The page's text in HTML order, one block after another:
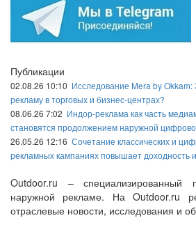
Публикации
02.08.26 10:10 Исследование Mera by
рекламу в торговых и бизнес-центрах?
08.06.26 7:02 Индор-реклама как часть
становятся продолжением наружной
26.05.26 12:16 Сочетание классических и
рекламных кампаниях повышает доходность
Outdoor.ru – специализированный
наружной рекламе. На Outdoor.ru
отраслевые новости, исследования и